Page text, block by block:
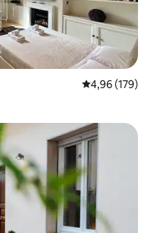
4,96 av 5 i
4,96 (179)